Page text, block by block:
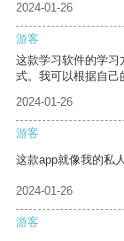
2024-01-26
游客
这款学习软件的学习
式。我可以根据自己
2024-01-26
游客
这款app就像我的私
2024-01-26
游客